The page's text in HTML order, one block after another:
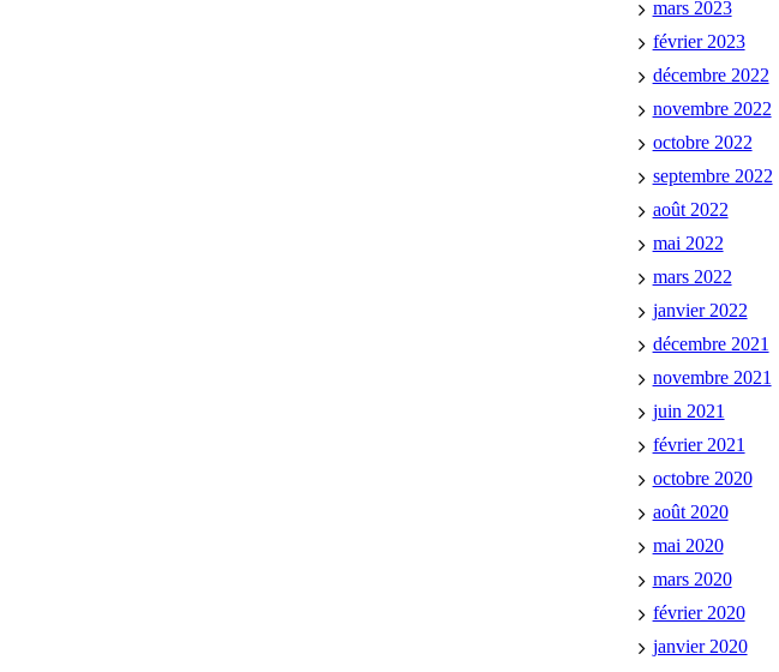
mars 2023
février 2023
décembre 2022
novembre 2022
octobre 2022
septembre 2022
août 2022
mai 2022
mars 2022
janvier 2022
décembre 2021
novembre 2021
juin 2021
février 2021
octobre 2020
août 2020
mai 2020
mars 2020
février 2020
janvier 2020